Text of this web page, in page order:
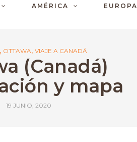
AMÉRICA EUROPA
, OTTAWA, VIAJE A CANADÁ
(Canadá)
y mapa
19 JUNIO, 2020